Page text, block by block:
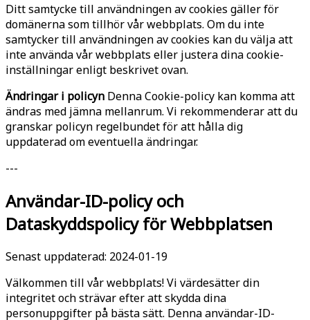
Ditt samtycke till användningen av cookies gäller för
domänerna som tillhör vår webbplats. Om du inte
samtycker till användningen av cookies kan du välja att
inte använda vår webbplats eller justera dina cookie-
inställningar enligt beskrivet ovan.
Ändringar i policyn Denna Cookie-policy kan komma att
ändras med jämna mellanrum. Vi rekommenderar att du
granskar policyn regelbundet för att hålla dig
uppdaterad om eventuella ändringar.
---
Användar-ID-policy och
Dataskyddspolicy för Webbplatsen
Senast uppdaterad: 2024-01-19
Välkommen till vår webbplats! Vi värdesätter din
integritet och strävar efter att skydda dina
personuppgifter på bästa sätt. Denna användar-ID-